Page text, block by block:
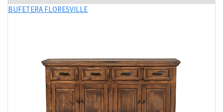
BUFETERA FLORESVILLE